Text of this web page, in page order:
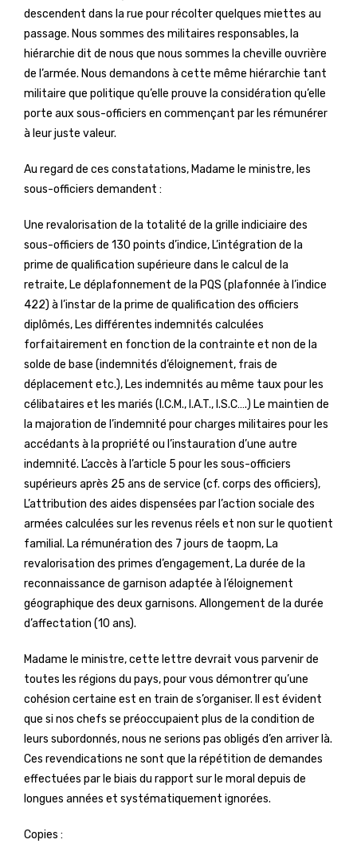
descendent dans la rue pour récolter quelques miettes au
passage. Nous sommes des militaires responsables, la
hiérarchie dit de nous que nous sommes la cheville ouvrière
de l’armée. Nous demandons à cette même hiérarchie tant
militaire que politique qu’elle prouve la considération qu’elle
porte aux sous-officiers en commençant par les rémunérer
à leur juste valeur.
Au regard de ces constatations, Madame le ministre, les
sous-officiers demandent :
Une revalorisation de la totalité de la grille indiciaire des
sous-officiers de 130 points d’indice, L’intégration de la
prime de qualification supérieure dans le calcul de la
retraite, Le déplafonnement de la PQS (plafonnée à l’indice
422) à l’instar de la prime de qualification des officiers
diplômés, Les différentes indemnités calculées
forfaitairement en fonction de la contrainte et non de la
solde de base (indemnités d’éloignement, frais de
déplacement etc.), Les indemnités au même taux pour les
célibataires et les mariés (I.C.M., I.A.T., I.S.C….) Le maintien de
la majoration de l’indemnité pour charges militaires pour les
accédants à la propriété ou l’instauration d’une autre
indemnité. L’accès à l’article 5 pour les sous-officiers
supérieurs après 25 ans de service (cf. corps des officiers),
L’attribution des aides dispensées par l’action sociale des
armées calculées sur les revenus réels et non sur le quotient
familial. La rémunération des 7 jours de taopm, La
revalorisation des primes d’engagement, La durée de la
reconnaissance de garnison adaptée à l’éloignement
géographique des deux garnisons. Allongement de la durée
d’affectation (10 ans).
Madame le ministre, cette lettre devrait vous parvenir de
toutes les régions du pays, pour vous démontrer qu’une
cohésion certaine est en train de s’organiser. Il est évident
que si nos chefs se préoccupaient plus de la condition de
leurs subordonnés, nous ne serions pas obligés d’en arriver là.
Ces revendications ne sont que la répétition de demandes
effectuées par le biais du rapport sur le moral depuis de
longues années et systématiquement ignorées.
Copies :